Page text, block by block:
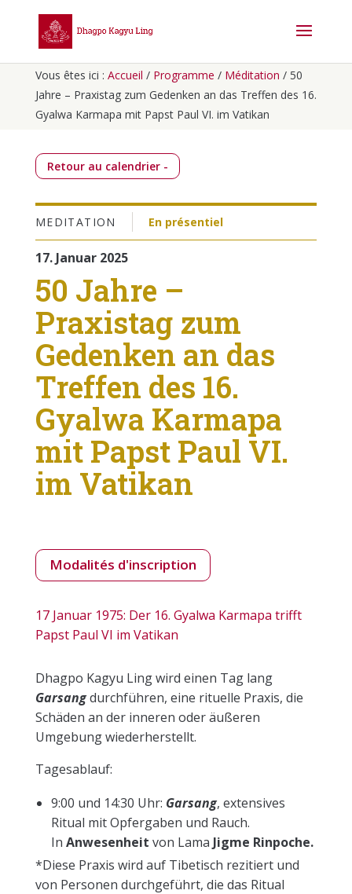
Vous êtes ici : Accueil / Programme / Méditation / 50
Jahre – Praxistag zum Gedenken an das Treffen des 16.
Gyalwa Karmapa mit Papst Paul VI. im Vatikan
Retour au calendrier -
MEDITATION En présentiel
17. Januar 2025
50 Jahre –
Praxistag zum
Gedenken an das
Treffen des 16.
Gyalwa Karmapa
mit Papst Paul VI.
im Vatikan
Modalités d'inscription
17 Januar 1975: Der 16. Gyalwa Karmapa trifft
Papst Paul VI im Vatikan
Dhagpo Kagyu Ling wird einen Tag lang
Garsangdurchführen, eine rituelle Praxis, die
Schäden an der inneren oder äußeren
Umgebung wiederherstellt.
Tagesablauf:
9:00 und 14:30 Uhr: Garsang, extensives
Ritual mit Opfergaben und Rauch.
In Anwesenheit von Lama Jigme Rinpoche.
*Diese Praxis wird auf Tibetisch rezitiert und
von Personen durchgeführt, die das Ritual